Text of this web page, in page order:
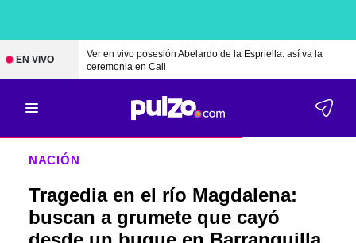
EN VIVO
Ver en vivo posesión Abelardo de la Espriella: así va la
ceremonia en Cali
NACIÓN
Tragedia en el río Magdalena:
buscan a grumete que cayó